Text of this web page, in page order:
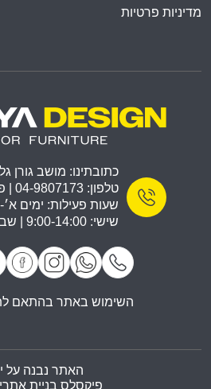
מדיניות פרטיות
כתובתינו: מושב גורן
טלפון: 04-9807173 | פקס: 04-8550248
שעות פעילות: ימים א׳-ה׳: 9:00-
שישי: 9:00-14:00 | שבת: סגור
השימוש באתר בהתאם
האתר נבנה על
פיקסלס בניית